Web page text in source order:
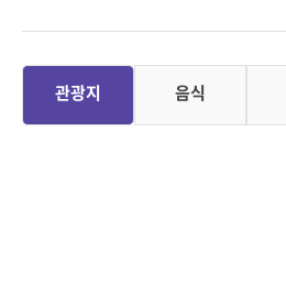
관광지 음식